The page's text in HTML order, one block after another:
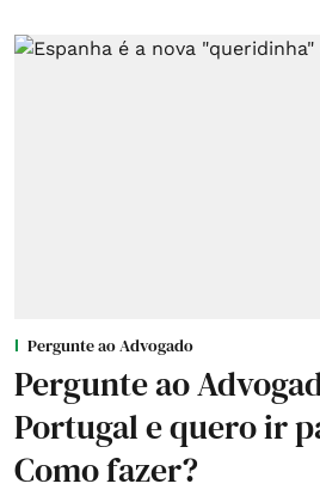
Pergunte ao Advogado
Pergunte ao
Portugal e quero ir
Como fazer?